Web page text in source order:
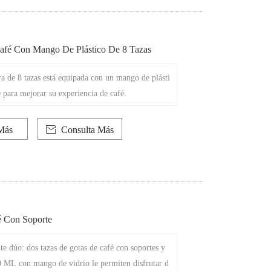
Con Mango De Plástico De 8 Tazas
de 8 tazas está equipada con un mango de plásti
para mejorar su experiencia de café.
 Consulta Más
Con Soporte
dúo: dos tazas de gotas de café con soportes y
ML con mango de vidrio le permiten disfrutar d